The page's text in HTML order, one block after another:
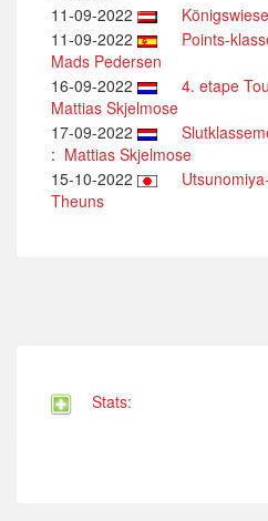
11-09-2022
11-09-2022
Points-
Mads Pedersen
16-09-2022
4. etape
Mattias Skjelmose
17-09-2022
: Mattias Skjelmose
15-10-2022
Theuns
Stats: